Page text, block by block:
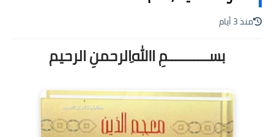
منذ 3 أيام
بســـــــــــمِ اﷲِالرحمنِ الرحيم